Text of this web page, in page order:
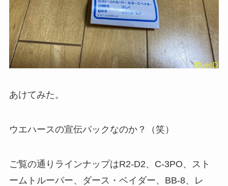
あけてみた。
ウエハースの宣伝パックなのか？（笑）
ご覧の通りラインナップはR2-D2、C-3PO、スト
ームトルーパー、ダース・ベイダー、BB-8、レ